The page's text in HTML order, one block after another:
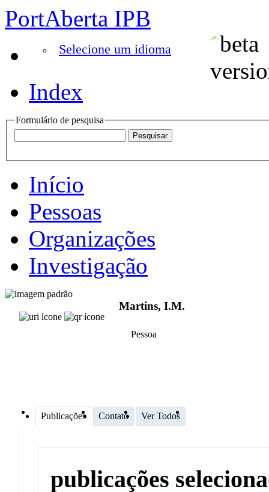
PortAberta IPB
Selecione um idioma
Index
Formulário de pesquisa
Início
Pessoas
Organizações
Investigação
Martins, I.M.
Pessoa
Publicações Contato Ver Todos
publicações